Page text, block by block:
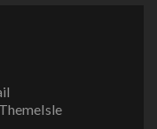
ThemeIsle